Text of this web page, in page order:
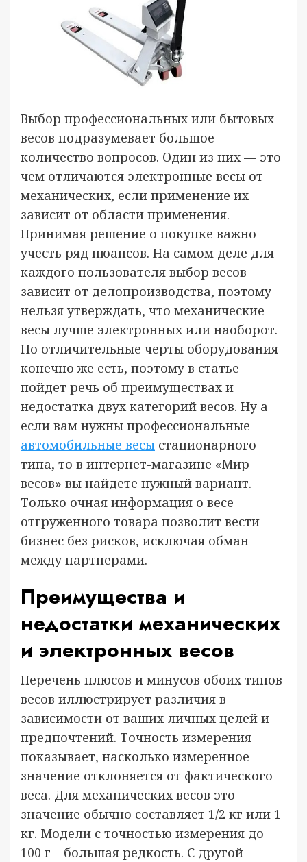
Выбор профессиональных или бытовых
весов подразумевает большое
количество вопросов. Один из них — это
чем отличаются электронные весы от
механических, если применение их
зависит от области применения.
Принимая решение о покупке важно
учесть ряд нюансов. На самом деле для
каждого пользователя выбор весов
зависит от делопроизводства, поэтому
нельзя утверждать, что механические
весы лучше электронных или наоборот.
Но отличительные черты оборудования
конечно же есть, поэтому в статье
пойдет речь об преимуществах и
недостатка двух категорий весов. Ну а
если вам нужны профессиональные
автомобильные весы стационарного
типа, то в интернет-магазине «Мир
весов» вы найдете нужный вариант.
Только очная информация о весе
отгруженного товара позволит вести
бизнес без рисков, исключая обман
между партнерами.
Преимущества и
недостатки механических
и электронных весов
Перечень плюсов и минусов обоих типов
весов иллюстрирует различия в
зависимости от ваших личных целей и
предпочтений. Точность измерения
показывает, насколько измеренное
значение отклоняется от фактического
веса. Для механических весов это
значение обычно составляет 1/2 кг или 1
кг. Модели с точностью измерения до
100 г – большая редкость. С другой